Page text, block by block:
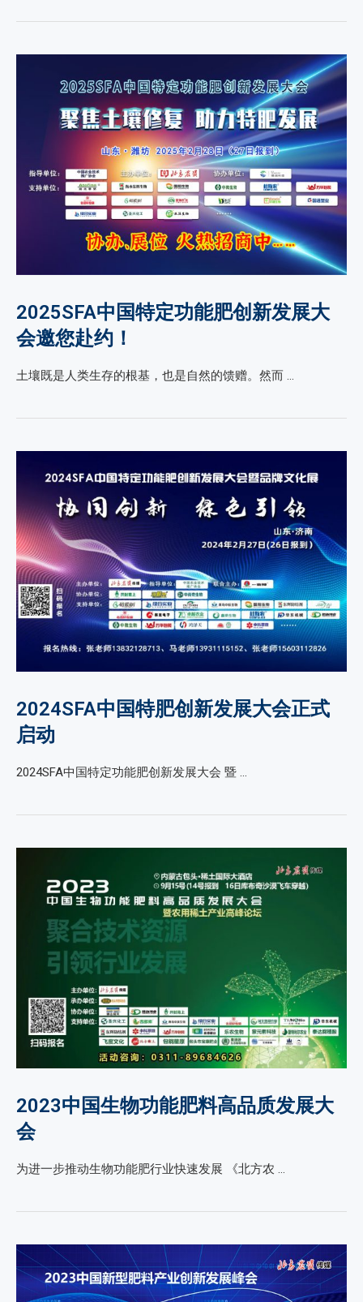
2025SFA中国特定功能肥创新发展大
会邀您赴约！
土壤既是人类生存的根基，也是自然的馈赠。然而 …
2024SFA中国特肥创新发展大会正式
启动
2024SFA中国特定功能肥创新发展大会 暨 …
2023中国生物功能肥料高品质发展大
会
为进一步推动生物功能肥行业快速发展 《北方农 …